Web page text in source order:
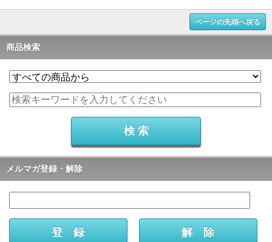
ページの先頭へ戻る
商品検索
メルマガ登録・解除